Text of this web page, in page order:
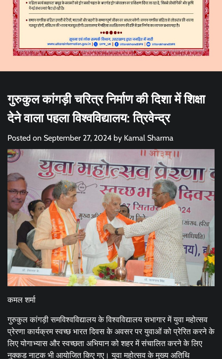
गुरुकुल कांगड़ी चरित्र निर्माण की दिशा में शिक्षा
देने वाला पहला विश्वविद्यालय: त्रिवेन्द्र
Posted on September 27, 2024 by Kamal Sharma
कमल शर्मा
गुरुकुल कांगड़ी समविश्वविद्यालय के विश्वविद्यालय सभागार में युवा महोत्सव
प्रेरणा कार्यक्रम स्वच्छ भारत दिवस के अवसर पर युवाओं को प्रेरित करने के
लिए योगाभ्यास और स्वच्छता अभियान को शहर में संचालित करने के लिए
नुक्कड नाटक भी आयोजित किए गए। युवा महोत्सव के मुख्य अतिथि